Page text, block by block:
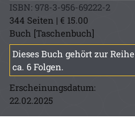
ISBN: 978-3-956-69222-2
344 Seiten | € 15.00
Buch [Taschenbuch]
Dieses Buch gehört zur Reihe
ca. 6 Folgen.
Erscheinungsdatum:
22.02.2025